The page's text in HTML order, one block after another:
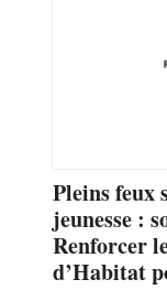
Pleins feux
jeunesse :
Renforcer
d’Habitat